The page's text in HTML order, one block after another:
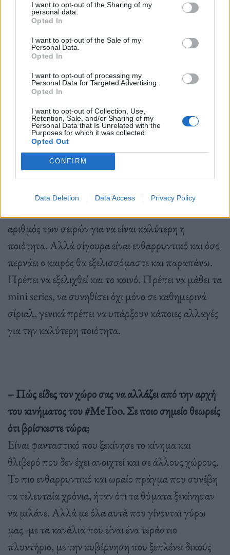
I want to opt-out of the Sharing of my
personal data.
Opted In
I want to opt-out of the Sale of my
Personal Data.
Opted In
I want to opt-out of processing my
Personal Data for Targeted Advertising.
Opted In
I want to opt-out of Collection, Use,
Retention, Sale, and/or Sharing of my
Personal Data that Is Unrelated with the
Purposes for which it was collected.
Opted Out
CONFIRM
Data Deletion Data Access Privacy Policy
ελληνική τηλεόραση βρίσκεται σε ένα καλό επίπεδο
ποιοτικά. Έχουν αρχίσει ήδη και μειώνονται, ελπίζω
να μειωθούν όλο και περισσότερο. Κάποια περίοδο
είχαμε περισσότερα ριάλιτι από ότι σειρές. Τώρα
αρχίζει και αλλάζει αυτό, έχουμε περισσότερες σειρές
από ριάλιτι. Και κάνουν και καλύτερα νούμερα –
έστω και οριακά. Δηλαδή, από εποχές που το
Survivor και το GNTM έκαναν 40% και 50%, τώρα
τα νούμερα τους έχουν πέσει. Το ότι οι σειρές κάνουν
τα ίδια ή και υψηλότερα νούμερα από τα ριάλιτι είναι
σίγουρα θετικό. Βέβαια, φέτος έχουμε φτάσει στο
άλλο άκρο και παίζονται 47-50 τηλεοπτικές σειρές
αριθμός των σειρών για να είναι καλύτερη η
ποιότητα. Αλλά σίγουρα είναι ενθαρρυντικό και όσο
περνάει ο καιρός θα εξελισσόμαστε και παραπάνω.
Πρέπει να εξελιχθεί και το κοινό. Πρέπει να μάθει τα
mini series, να συνηθίσει όχι μόνο σε καθημερινά
σίριαλ, γενικά πρέπει να υπάρξουν κάποιες αλλαγές
για την καλύτερη ποιότητα.
– Πώς είδες τον χώρο σας να αλλάζει από την αρχή
του κινήματος του #MeToo. Σε ποιο σημείο θεωρείς
ότι βρίσκεστε τώρα;
Είναι φανταστικό που ξεκίνησε το κίνημα και
θλιβερό που δεν έχει ανοιχτεί και σε άλλους χώρους.
Το πιο ενθαρρυντικό και ωραίο πράγμα που συνέβη
τα τελευταία χρόνια, ήταν ότι τα θύματα ξεκίνησαν
να μιλάνε. Αλλά με όλα αυτά που γίνονται γύρω
μας -με τα κανάλια που είναι ένα τεράστιο
πλυντήριο, με την κυβέρνηση που ξεπλένει δικούς